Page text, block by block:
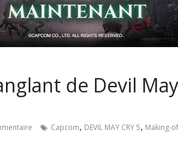
de Devil
Capcom, DEVIL MAY CRY 5, Making-of